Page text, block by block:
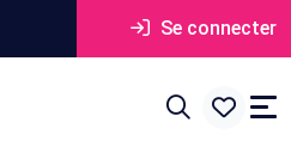
Se connecter